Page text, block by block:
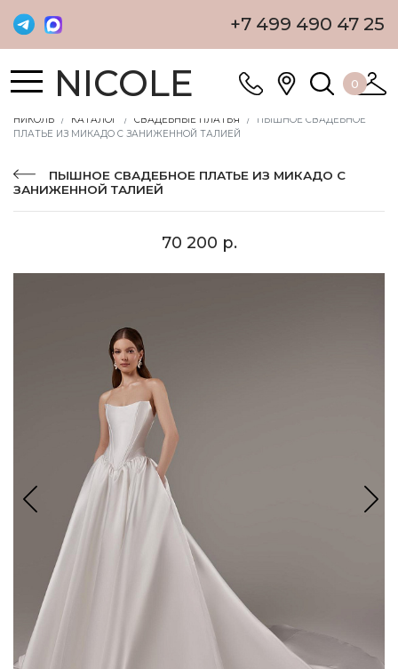
+7 499 490 47 25
NICOLE 0
НИКОЛЬ КАТАЛОГ СВАДЕБНЫЕ ПЛАТЬЯ
ПЫШНОЕ СВАДЕБНОЕ
ПЛАТЬЕ ИЗ МИКАДО С ЗАНИЖЕННОЙ ТАЛИЕЙ
ПЫШНОЕ СВАДЕБНОЕ ПЛАТЬЕ ИЗ МИКАДО С
ЗАНИЖЕННОЙ ТАЛИЕЙ
70 200 р.